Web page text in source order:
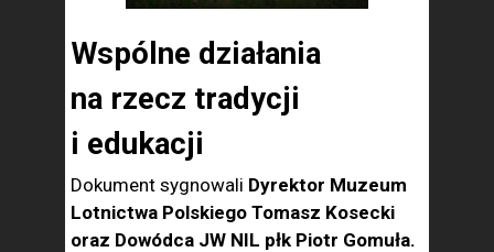
Wspólne działania
na rzecz tradycji
i edukacji
Dokument sygnowali Dyrektor Muzeum
Lotnictwa Polskiego Tomasz Kosecki
oraz Dowódca JW NIL płk Piotr Gomuła.